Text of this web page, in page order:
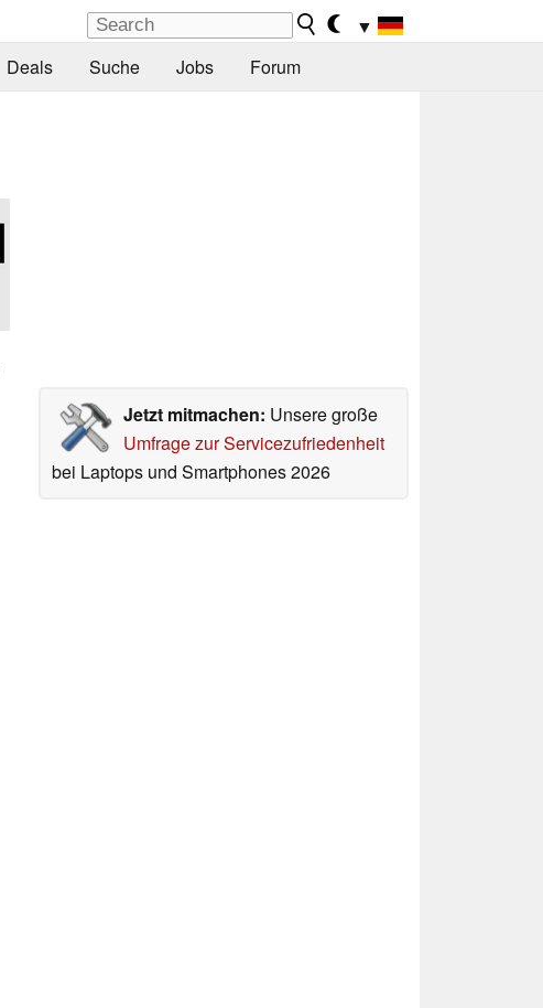
▼
Deals Suche Jobs Forum
Jetzt mitmachen: Unsere große
Umfrage zur Servicezufriedenheit
bei Laptops und Smartphones 2026